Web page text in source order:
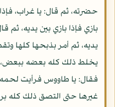
حضرته، ثم قال: يا غراب،
بازي فإذا بازي بين يديه، ثم
يديه، ثم أمر بذبحها كلها
يخلط ذلك كله بعضه
فقال: يا طاووس فرأيت
غيرها حتى التصق ذلك كله